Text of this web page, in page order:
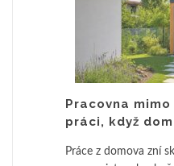
Pracovna
práci, když
Práce z domova zní